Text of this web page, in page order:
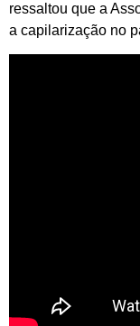
ressaltou que a
a capilarização no